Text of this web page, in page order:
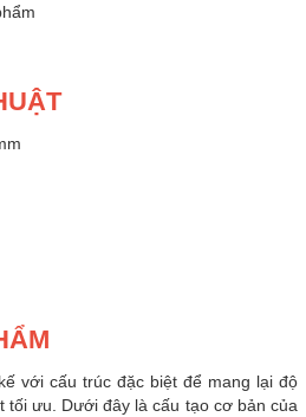
với cấu trúc đặc biệt để mang lại độ
tối ưu. Dưới đây là cấu tạo cơ bản của